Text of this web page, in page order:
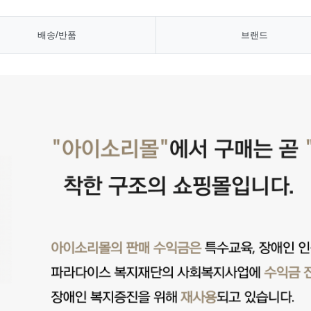
배송/반품 브랜드